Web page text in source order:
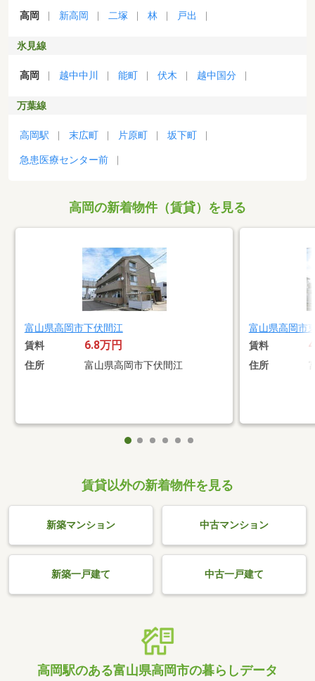
高岡 新高岡 二塚 林 戸出
氷見線
高岡 越中中川 能町 伏木 越中国分
万葉線
高岡駅 末広町 片原町 坂下町
急患医療センター前
高岡の新着物件（賃貸）を見る
富山県高岡市下伏間江
賃料 6.8万円
住所 富山県高岡市下伏間江
富山県高岡市
賃料
住所
賃貸以外の新着物件を見る
新築マンション 中古マンション
新築一戸建て 中古一戸建て
高岡駅のある富山県高岡市の暮らしデータ